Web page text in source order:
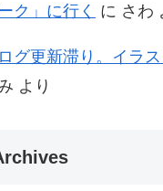
ク」に行く に さわ
グ更新滞り。イラ
より